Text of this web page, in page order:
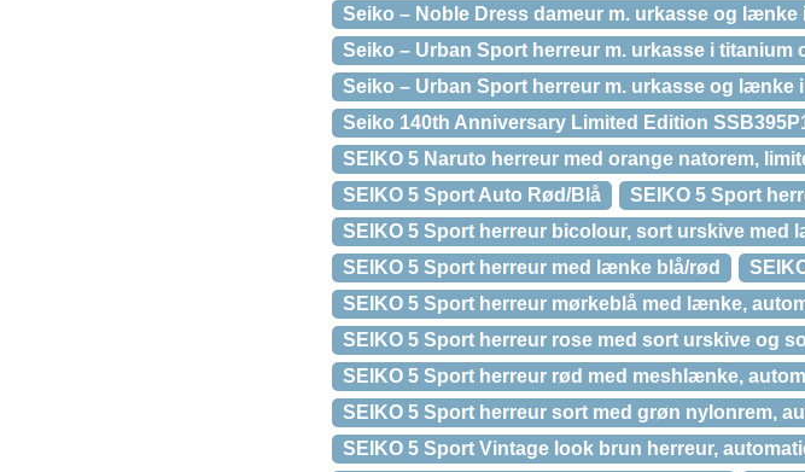
Seiko – Noble Dress dameur m. urkasse og lænke
Seiko – Urban Sport herreur m. urkasse i titanium
Seiko – Urban Sport herreur m. urkasse og lænke
Seiko 140th Anniversary Limited Edition
SEIKO 5 Naruto herreur med orange natorem,
SEIKO 5 Sport Auto Rød/Blå
SEIKO 5 Sport
SEIKO 5 Sport herreur bicolour, sort urskive med
SEIKO 5 Sport herreur med lænke blå/rød
SEIKO 5 Sport herreur mørkeblå med lænke,
SEIKO 5 Sport herreur rose med sort urskive og
SEIKO 5 Sport herreur rød med meshlænke,
SEIKO 5 Sport herreur sort med grøn nylonrem,
SEIKO 5 Sport Vintage look brun herreur,